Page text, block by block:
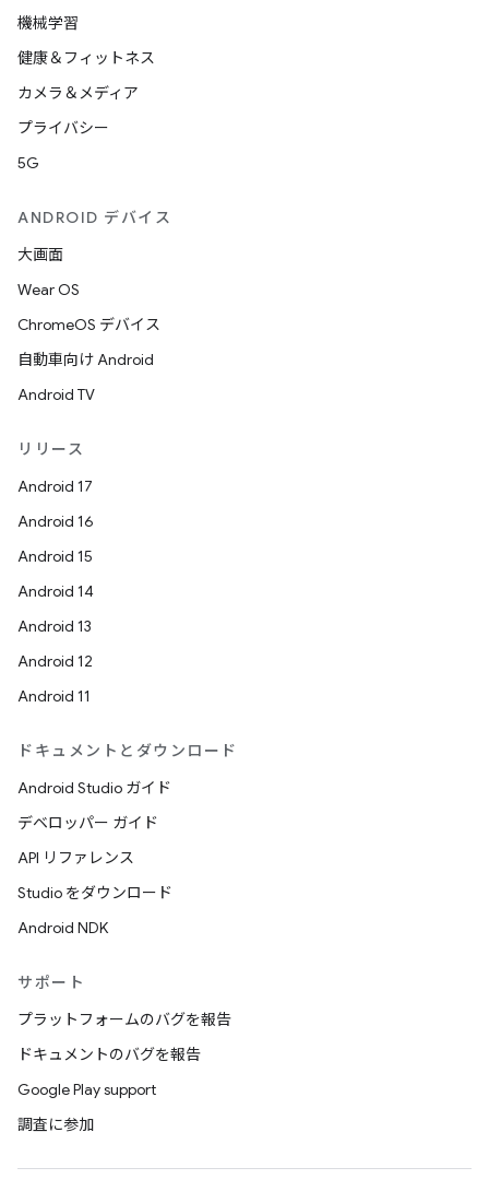
機械学習
健康＆フィットネス
カメラ＆メディア
プライバシー
5G
ANDROID デバイス
大画面
Wear OS
ChromeOS デバイス
自動車向け Android
Android TV
リリース
Android 17
Android 16
Android 15
Android 14
Android 13
Android 12
Android 11
ドキュメントとダウンロード
Android Studio ガイド
デベロッパー ガイド
API リファレンス
Studio をダウンロード
Android NDK
サポート
プラットフォームのバグを報告
ドキュメントのバグを報告
Google Play support
調査に参加